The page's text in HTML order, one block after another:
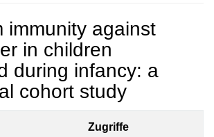
immunity against
in children
during infancy: a
cohort study
Zugriffe